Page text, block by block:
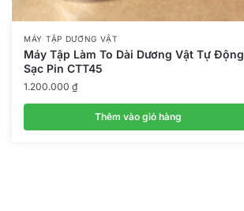
MÁY TẬP DƯƠNG VẬT
Máy Tập Làm To Dài Dương Vật Tự Động
Sạc Pin CTT45
1.200.000 ₫
Thêm vào giỏ hàng